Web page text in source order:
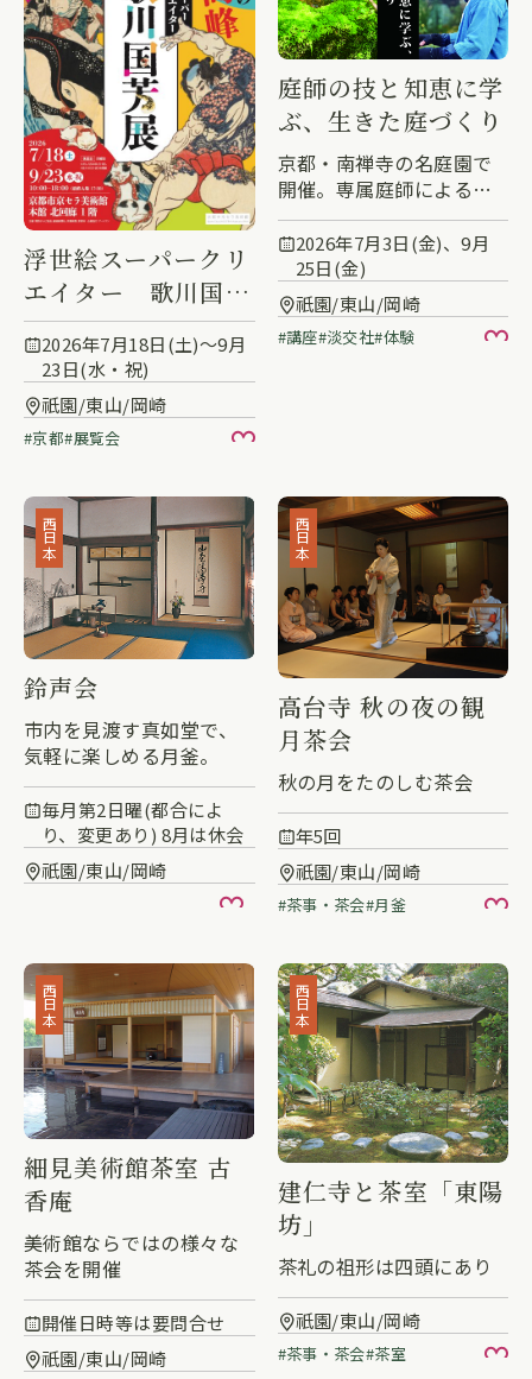
浮世絵スーパークリ
エイター 歌川国芳
展
2026年7月18日(土)〜9月
23日(水・祝)
祇園/東山/岡崎
京都 展覧会 お気に入り
庭師の技と知恵に学
ぶ、生きた庭づくり
京都・南禅寺の名庭園で
開催。専属庭師による特
別講座とワークショップ
2026年7月3日(金)、9月
25日(金)
祇園/東山/岡崎
講座 淡交社 体験 お
西日本
鈴声会
市内を見渡す真如堂で、
気軽に楽しめる月釜。
毎月第2日曜(都合によ
り、変更あり) 8月は休会
祇園/東山/岡崎
お気に入り
西日本
高台寺 秋の夜の観
月茶会
秋の月をたのしむ茶会
年5回
祇園/東山/岡崎
茶事・茶会 月釜 お
西日本
細見美術館茶室 古
香庵
美術館ならではの様々な
茶会を開催
開催日時等は要問合せ
祇園/東山/岡崎
西日本
建仁寺と茶室「東陽
坊」
茶礼の祖形は四頭にあり
祇園/東山/岡崎
茶事・茶会 茶室 お